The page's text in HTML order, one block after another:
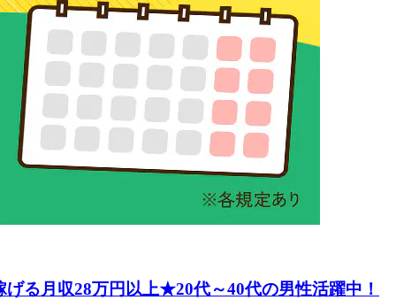
る月収28万円以上★20代～40代の男性活躍中！